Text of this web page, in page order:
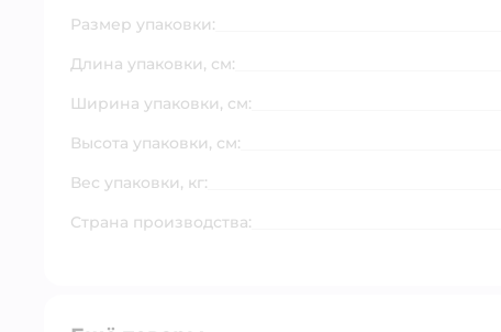
Размер упаковки:
Длина упаковки, см:
Ширина упаковки, см:
Высота упаковки, см:
Вес упаковки, кг:
Страна производства: